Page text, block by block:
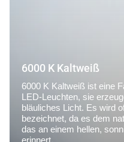
6000 K Kaltweiß
6000 K Kaltweiß ist eine
LED-Leuchten, sie
bläuliches Licht. Es wird
bezeichnet, da es dem
das an einem hellen,